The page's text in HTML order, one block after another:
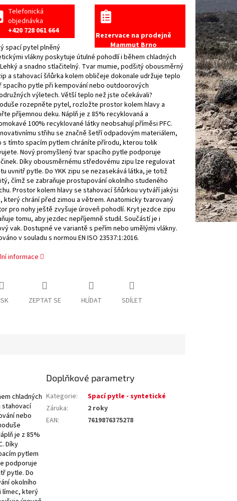
Rezervace na prodejně
Mammut Brno
Telefonická
objednávka
+420 728 061 664
spací pytel plněný
vlákny poskytuje útulné pohodlí i během chladných
a snadno stlačitelný. Tvar mumie, podšitý obousměrný
a stahovací šňůrka kolem obličeje dokonale udržuje teplo
spacího pytle při kempování nebo outdoorových
výletech. Větší teplo než jste očekávali?
rozepněte pytel, rozložte prostor kolem hlavy a
příjemnou deku. Náplň je z 85% recyklovaná a
100% recyklované látky neobsahují příměsi PFC.
střihu se značně šetří odpadovým materiálem,
s tímto spacím pytlem chráníte přírodu, kterou tolik
Nový promyšlený tvar spacího pytle podporuje
Díky obousměrnému středovému zipu lze regulovat
uvnitř pytle. Do YKK zipu se nezasekává látka, je totiž
čímž se zabraňuje prostupování okolního studeného
Prostor kolem hlavy se stahovací šňůrkou vytváří jakýsi
který chrání před zimou a větrem. Anatomicky tvarovaný
pro nohy ještě zvyšuje úroveň pohodlí. Kryt jezdce zipu
tomu, aby jezdec nepříjemně studil. Součástí je i
vak. Dostupné ve variantě s peřím nebo umělými vlákny.
v souladu s normou EN ISO 23537:1:2016.
informace
ZEPTAT SE HLÍDAT SDÍLET
chladných
stahovací
nebo
je z 85%
Díky
pytlem
podporuje
pytle. Do
okolního
límec, který
Doplňkové parametry
Kategorie:
Spací pytle - syntetické
Záruka:
2 roky
EAN: 7619876375278